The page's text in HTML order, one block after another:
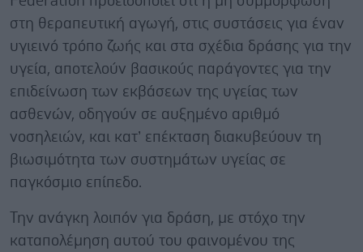
στη θεραπευτική αγωγή, στις συστάσεις για έναν
υγιεινό τρόπο ζωής και στα σχέδια δράσης για την
υγεία, αποτελούν βασικούς παράγοντες για την
επιδείνωση των εκβάσεων της υγείας των
ασθενών, οδηγούν σε αυξημένο αριθμό
νοσηλειών, και κατ’ επέκταση διακυβεύουν τη
βιωσιμότητα των συστημάτων υγείας σε
παγκόσμιο επίπεδο.
Την ανάγκη λοιπόν για δράση, με στόχο την
καταπολέμηση αυτού του φαινομένου της